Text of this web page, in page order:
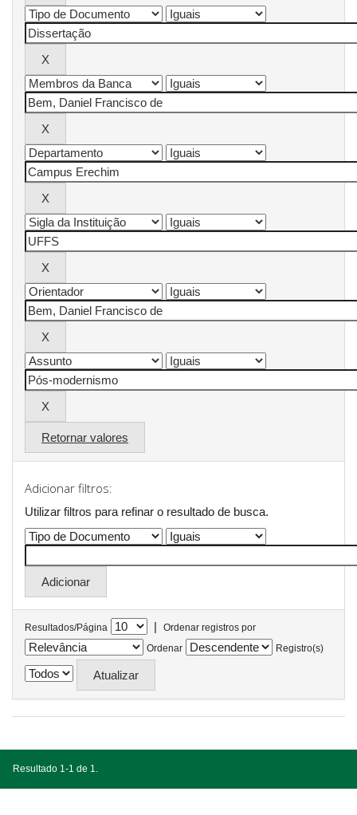
Retornar valores
Adicionar filtros:
Utilizar filtros para refinar o resultado de busca.
Resultados/Página |
Ordenar registros por
Ordenar
Registro(s)
Resultado 1-1 de 1.